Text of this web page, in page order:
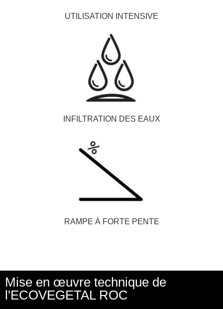
UTILISATION INTENSIVE
INFILTRATION DES EAUX
RAMPE À FORTE PENTE
Mise en œuvre technique de
l'ECOVEGETAL ROC